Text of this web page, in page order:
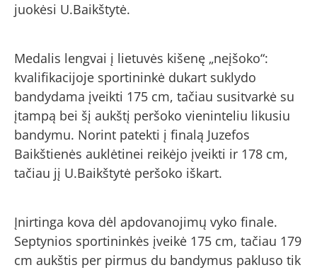
juokėsi U.Baikštytė.
Medalis lengvai į lietuvės kišenę „neįšoko“:
kvalifikacijoje sportininkė dukart suklydo
bandydama įveikti 175 cm, tačiau susitvarkė su
įtampą bei šį aukštį peršoko vieninteliu likusiu
bandymu. Norint patekti į finalą Juzefos
Baikštienės auklėtinei reikėjo įveikti ir 178 cm,
tačiau jį U.Baikštytė peršoko iškart.
Įnirtinga kova dėl apdovanojimų vyko finale.
Septynios sportininkės įveikė 175 cm, tačiau 179
cm aukštis per pirmus du bandymus pakluso tik